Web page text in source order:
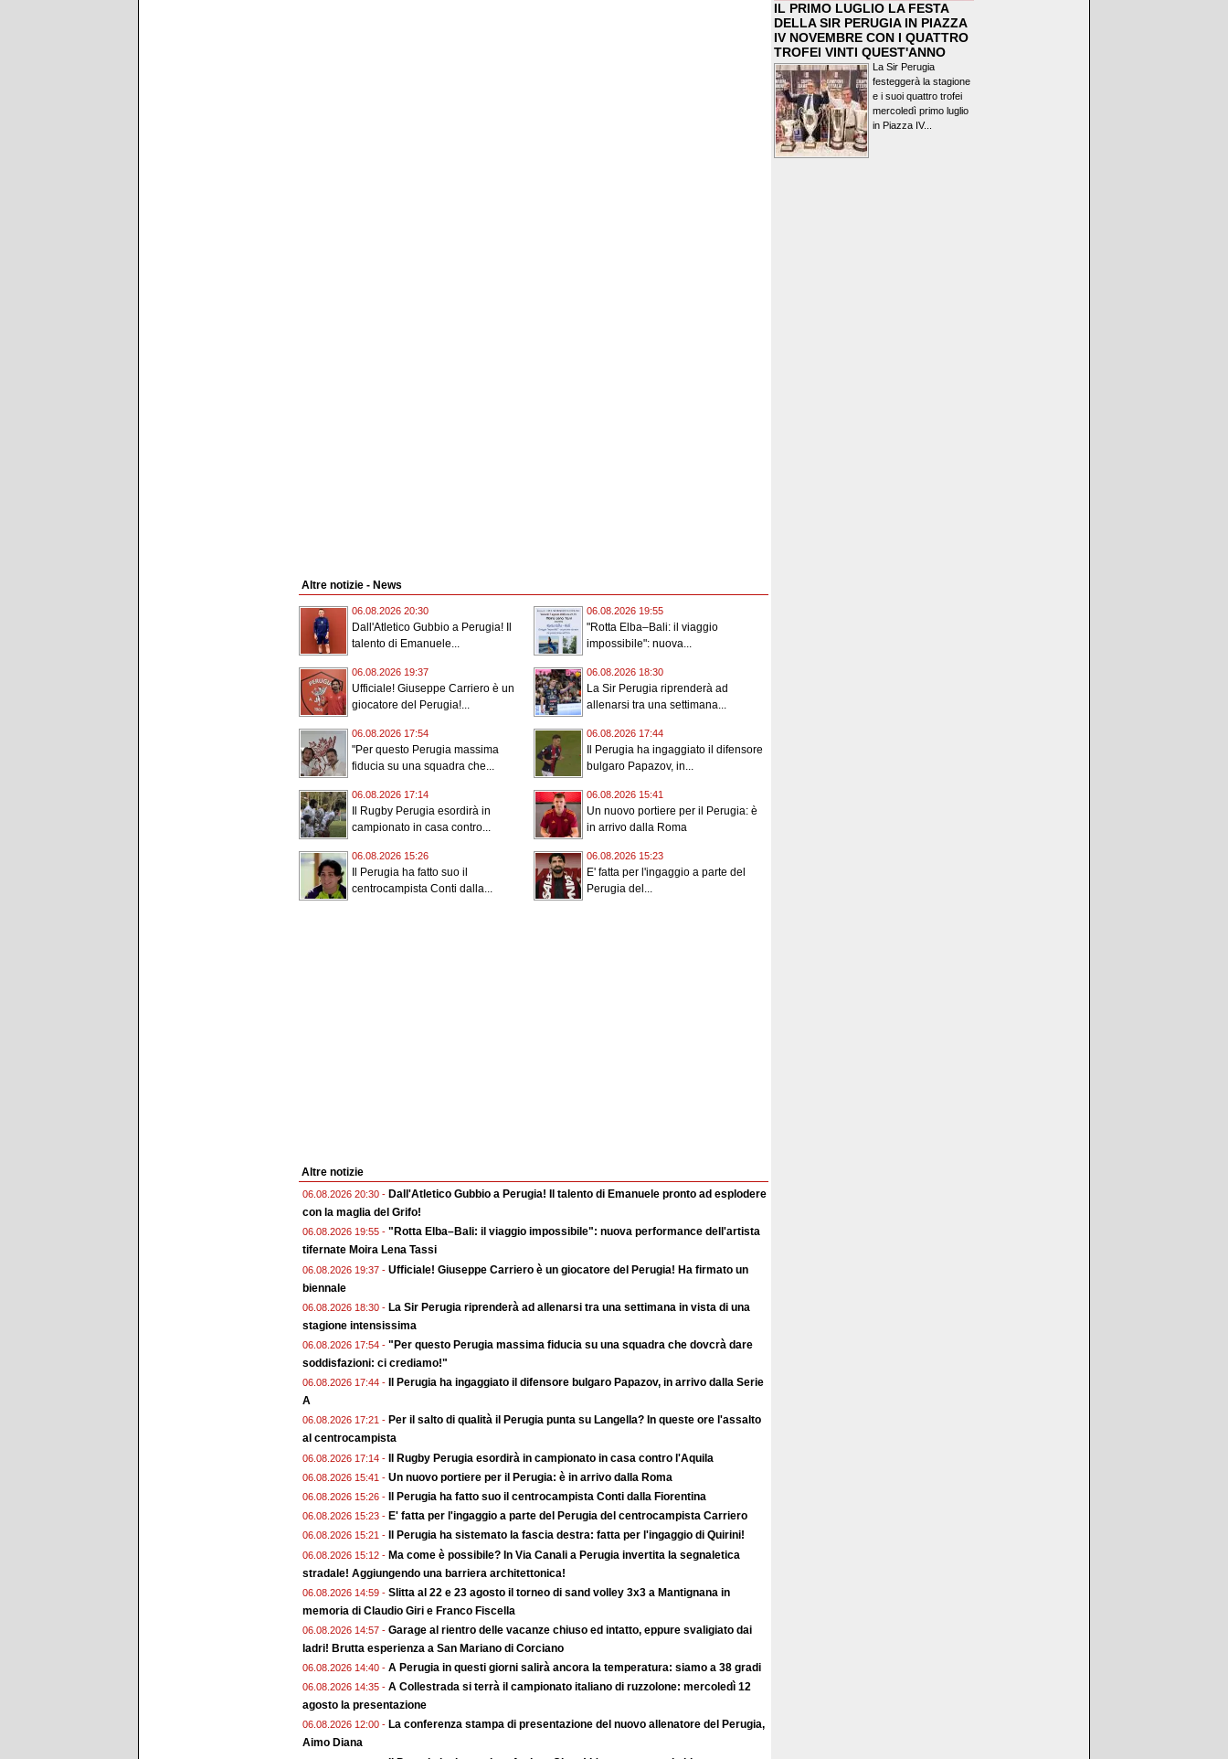
Altre notizie - News
06.08.2026 20:30
Dall'Atletico Gubbio a Perugia! Il
talento di Emanuele...
06.08.2026 19:55
"Rotta Elba–Bali: il viaggio
impossibile": nuova...
06.08.2026 19:37
Ufficiale! Giuseppe Carriero è un
giocatore del Perugia!...
06.08.2026 18:30
La Sir Perugia riprenderà ad
allenarsi tra una settimana...
06.08.2026 17:54
"Per questo Perugia massima
fiducia su una squadra che...
06.08.2026 17:44
Il Perugia ha ingaggiato il difensore
bulgaro Papazov, in...
06.08.2026 17:14
Il Rugby Perugia esordirà in
campionato in casa contro...
06.08.2026 15:41
Un nuovo portiere per il Perugia: è
in arrivo dalla Roma
06.08.2026 15:26
Il Perugia ha fatto suo il
centrocampista Conti dalla...
06.08.2026 15:23
E' fatta per l'ingaggio a parte del
Perugia del...
Altre notizie
06.08.2026 20:30 - Dall'Atletico Gubbio a Perugia! Il talento di Emanuele pronto ad esplodere
con la maglia del Grifo!
06.08.2026 19:55 - "Rotta Elba–Bali: il viaggio impossibile": nuova performance dell'artista
tifernate Moira Lena Tassi
06.08.2026 19:37 - Ufficiale! Giuseppe Carriero è un giocatore del Perugia! Ha firmato un
biennale
06.08.2026 18:30 - La Sir Perugia riprenderà ad allenarsi tra una settimana in vista di una
stagione intensissima
06.08.2026 17:54 - "Per questo Perugia massima fiducia su una squadra che dovcrà dare
soddisfazioni: ci crediamo!"
06.08.2026 17:44 -
Il Perugia ha ingaggiato il difensore bulgaro Papazov, in arrivo dalla Serie
A
06.08.2026 17:21 - Per il salto di qualità il Perugia punta su Langella? In queste ore l'assalto
al centrocampista
06.08.2026 17:14 - Il Rugby Perugia esordirà in campionato in casa contro l'Aquila
06.08.2026 15:41 - Un nuovo portiere per il Perugia: è in arrivo dalla Roma
06.08.2026 15:26 - Il Perugia ha fatto suo il centrocampista Conti dalla Fiorentina
06.08.2026 15:23 - E' fatta per l'ingaggio a parte del Perugia del centrocampista Carriero
06.08.2026 15:21 - Il Perugia ha sistemato la fascia destra: fatta per l'ingaggio di Quirini!
06.08.2026 15:12 - Ma come è possibile? In Via Canali a Perugia invertita la segnaletica
stradale! Aggiungendo una barriera architettonica!
06.08.2026 14:59 - Slitta al 22 e 23 agosto il torneo di sand volley 3x3 a Mantignana in
memoria di Claudio Giri e Franco Fiscella
06.08.2026 14:57 - Garage al rientro delle vacanze chiuso ed intatto, eppure svaligiato dai
ladri! Brutta esperienza a San Mariano di Corciano
06.08.2026 14:40 - A Perugia in questi giorni salirà ancora la temperatura: siamo a 38 gradi
06.08.2026 14:35 - A Collestrada si terrà il campionato italiano di ruzzolone: mercoledì 12
agosto la presentazione
06.08.2026 12:00 - La conferenza stampa di presentazione del nuovo allenatore del Perugia,
Aimo Diana
IL PRIMO LUGLIO LA FESTA
DELLA SIR PERUGIA IN PIAZZA
IV NOVEMBRE CON I QUATTRO
TROFEI VINTI QUEST'ANNO
La Sir Perugia
festeggerà la stagione
e i suoi quattro trofei
mercoledì primo luglio
in Piazza IV...